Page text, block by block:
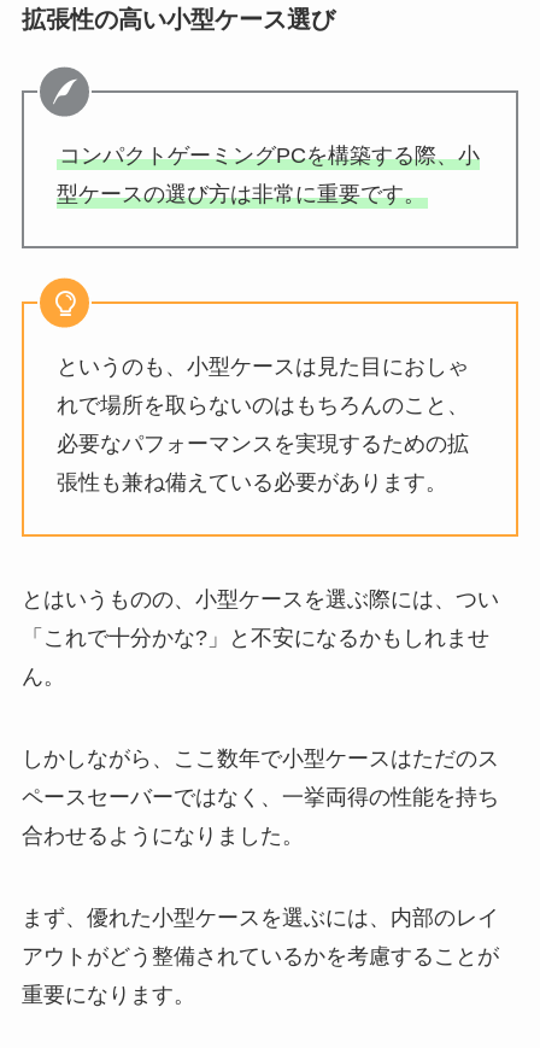
拡張性の高い小型ケース選び
コンパクトゲーミングPCを構築する際、小
型ケースの選び方は非常に重要です。
というのも、小型ケースは見た目におしゃ
れで場所を取らないのはもちろんのこと、
必要なパフォーマンスを実現するための拡
張性も兼ね備えている必要があります。
とはいうものの、小型ケースを選ぶ際には、つい
「これで十分かな?」と不安になるかもしれませ
ん。
しかしながら、ここ数年で小型ケースはただのス
ペースセーバーではなく、一挙両得の性能を持ち
合わせるようになりました。
まず、優れた小型ケースを選ぶには、内部のレイ
アウトがどう整備されているかを考慮することが
重要になります。